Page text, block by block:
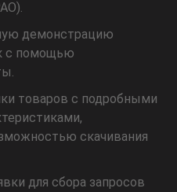
демонстрацию
с помощью
товаров с подробными
скачивания
для сбора запросов